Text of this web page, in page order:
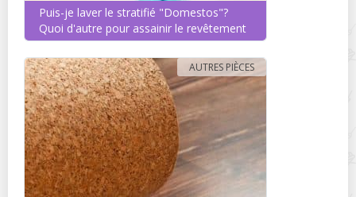
Puis-je laver le stratifié "Domestos"?
Quoi d'autre pour assainir le revêtement
AUTRES PIÈCES